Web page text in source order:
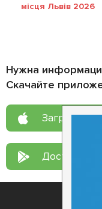
місця Львів 2026
Нужна
Скачайте
Загрузите в
Доступно в